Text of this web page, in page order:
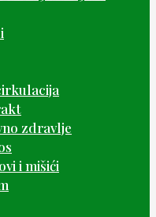
zdravlje
i mišići